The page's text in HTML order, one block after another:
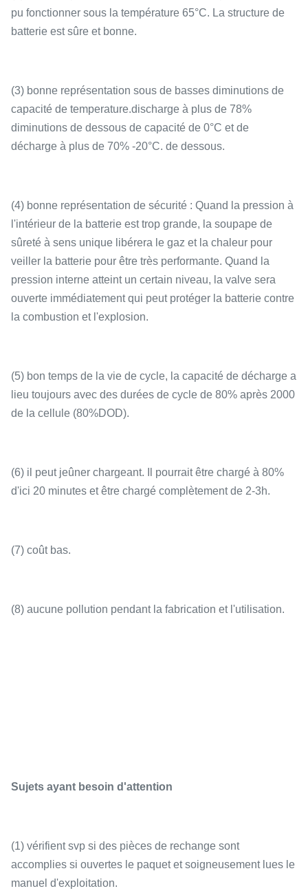
pu fonctionner sous la température 65°C. La structure de
batterie est sûre et bonne.
(3) bonne représentation sous de basses diminutions de
capacité de temperature.discharge à plus de 78%
diminutions de dessous de capacité de 0°C et de
décharge à plus de 70% -20°C. de dessous.
(4) bonne représentation de sécurité : Quand la pression à
l'intérieur de la batterie est trop grande, la soupape de
sûreté à sens unique libérera le gaz et la chaleur pour
veiller la batterie pour être très performante. Quand la
pression interne atteint un certain niveau, la valve sera
ouverte immédiatement qui peut protéger la batterie contre
la combustion et l'explosion.
(5) bon temps de la vie de cycle, la capacité de décharge a
lieu toujours avec des durées de cycle de 80% après 2000
de la cellule (80%DOD).
(6) il peut jeûner chargeant. Il pourrait être chargé à 80%
d'ici 20 minutes et être chargé complètement de 2-3h.
(7) coût bas.
(8) aucune pollution pendant la fabrication et l'utilisation.
Sujets ayant besoin d'attention
(1) vérifient svp si des pièces de rechange sont
accomplies si ouvertes le paquet et soigneusement lues le
manuel d'exploitation.